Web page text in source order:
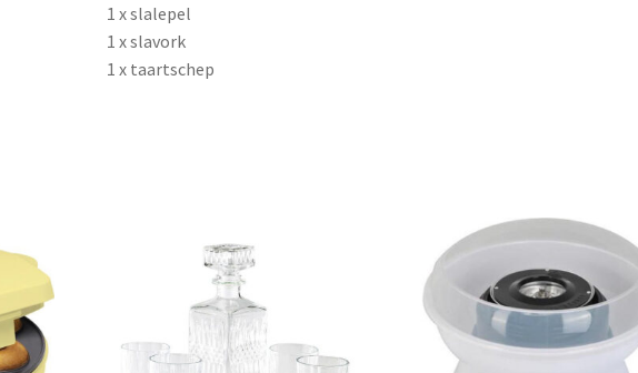
1 x slalepel
1 x slavork
1 x taartschep